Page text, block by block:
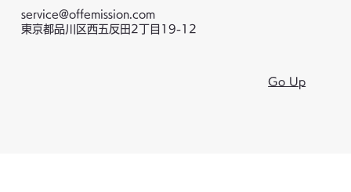
service@offemission.com
東京都品川区西五反田2丁目19-12
Go Up